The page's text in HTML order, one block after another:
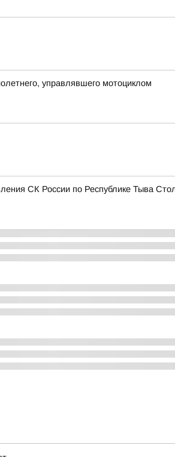
управлявшего мотоциклом
СК России по Республике Тыва